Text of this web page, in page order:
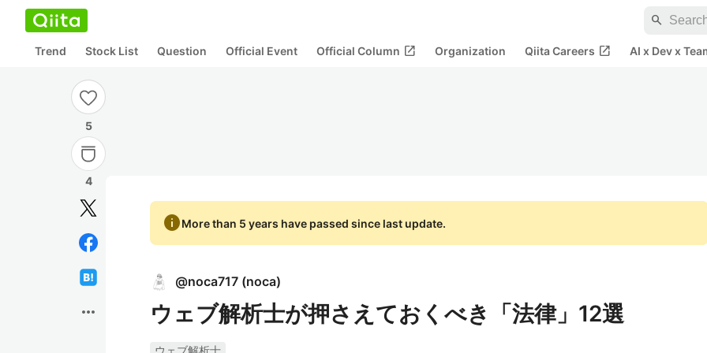
search
Trend Stock List Question Official Event Official Column open_in_new Organization Qiita Careers open_in_new AI x Dev x
5
4
more_horiz
infoMore than 5 years have passed since last update.
@noca717 (noca)
ウェブ解析士が押さえておくべき「法律」12選
ウェブ解析士